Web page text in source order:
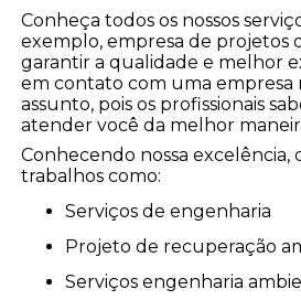
Conheça todos os nossos
exemplo, empresa de projetos
garantir a qualidade e melhor
em contato com uma empresa
assunto, pois os profissionais
atender você da melhor
Conhecendo nossa
trabalhos como:
serviços de engenharia
projeto de recuperação
serviços engenharia